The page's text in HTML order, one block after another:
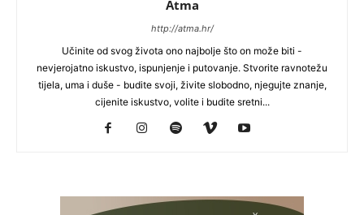
Atma
http://atma.hr/
Učinite od svog života ono najbolje što on može biti -
nevjerojatno iskustvo, ispunjenje i putovanje. Stvorite ravnotežu
tijela, uma i duše - budite svoji, živite slobodno, njegujte znanje,
cijenite iskustvo, volite i budite sretni...